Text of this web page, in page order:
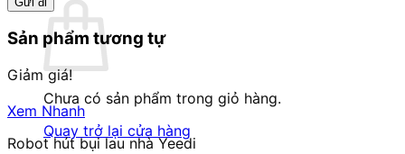
Chưa có sản phẩm trong giỏ hàng.
Quay trở lại cửa hàng
Sản phẩm tương tự
Giảm giá!
Xem Nhanh
Robot hút bụi lau nhà Yeedi